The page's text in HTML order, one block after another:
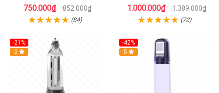
750.000₫ 852.000₫
(84)
1.000.000₫ 1.389.000₫
(72)
-21%
Hot
5
-42%
Hot
5